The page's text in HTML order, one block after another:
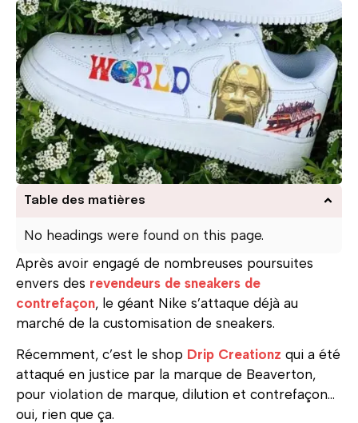
Table des matières
No headings were found on this page.
Après avoir engagé de nombreuses poursuites
envers des revendeurs de sneakers de
contrefaçon, le géant Nike s’attaque déjà au
marché de la customisation de sneakers.
Récemment, c’est le shop Drip Creationz qui a été
attaqué en justice par la marque de Beaverton,
pour violation de marque, dilution et contrefaçon…
oui, rien que ça.